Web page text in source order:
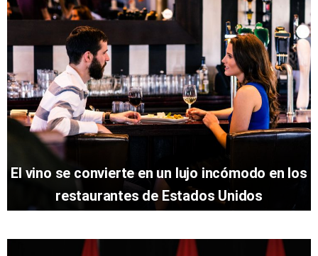
El vino se convierte en un lujo incómodo en los
restaurantes de Estados Unidos